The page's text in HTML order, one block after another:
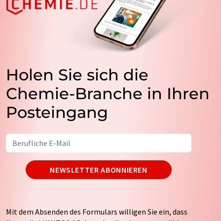
Holen Sie sich die
Chemie-Branche in Ihren
Posteingang
NEWSLETTER ABONNIEREN
Mit dem Absenden des Formulars willigen Sie ein, dass